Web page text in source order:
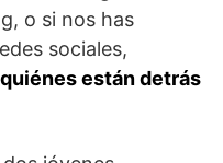
o si nos has
sociales,
quiénes están detrás